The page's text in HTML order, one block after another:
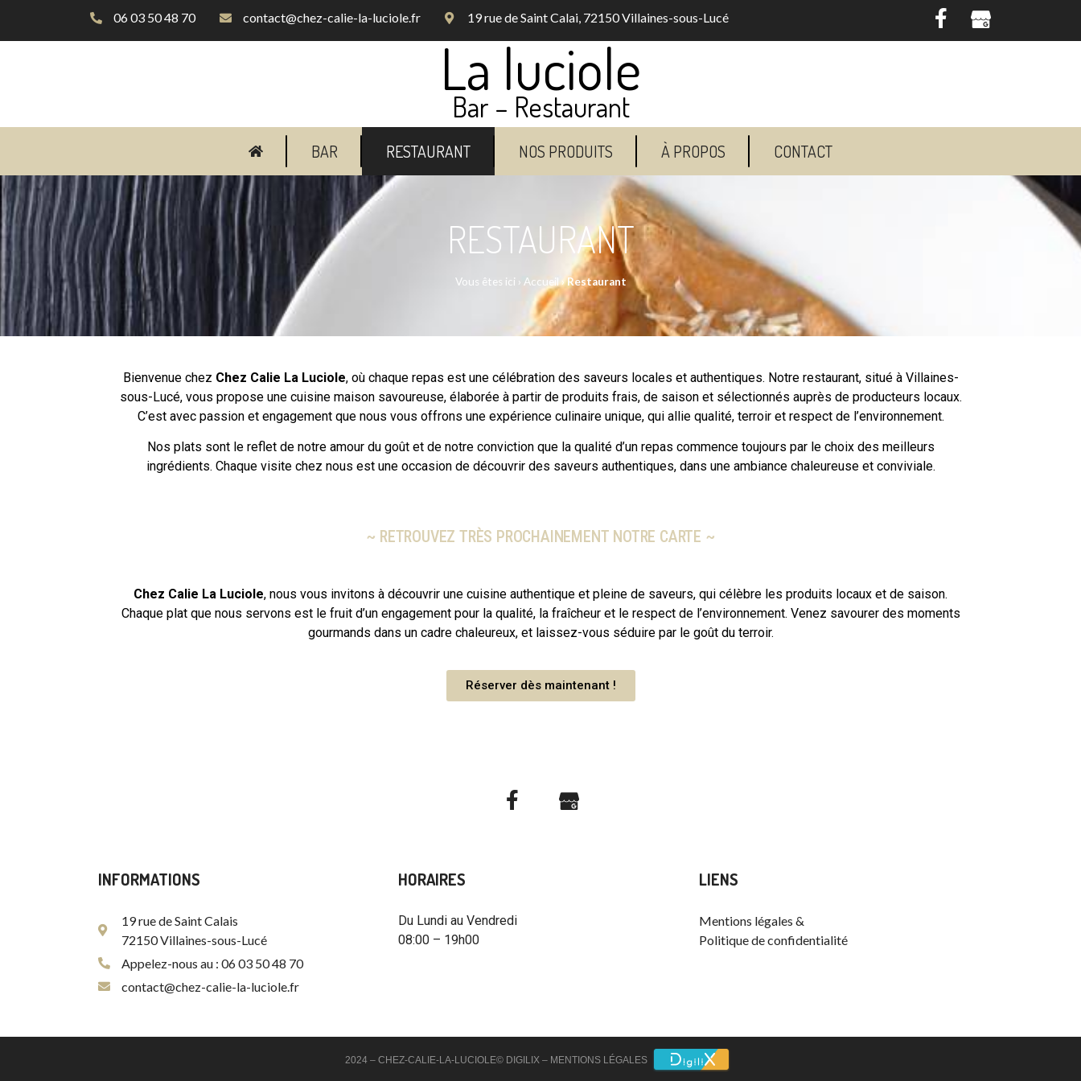
06 03 50 48 70 contact@chez-calie-la-luciole.fr 19 rue de Saint Calai, 72150 Villaines-sous-Lucé
La luciole
Bar – Restaurant
BAR RESTAURANT NOS PRODUITS À PROPOS CONTACT
RESTAURANT
Vous êtes ici › Accueil›Restaurant
Bienvenue chez Chez Calie La Luciole, où chaque repas est une célébration des saveurs locales et authentiques. Notre restaurant, situé à Villaines-
sous-Lucé, vous propose une cuisine maison savoureuse, élaborée à partir de produits frais, de saison et sélectionnés auprès de producteurs locaux.
C’est avec passion et engagement que nous vous offrons une expérience culinaire unique, qui allie qualité, terroir et respect de l’environnement.
Nos plats sont le reflet de notre amour du goût et de notre conviction que la qualité d’un repas commence toujours par le choix des meilleurs
ingrédients. Chaque visite chez nous est une occasion de découvrir des saveurs authentiques, dans une ambiance chaleureuse et conviviale.
~ RETROUVEZ TRÈS PROCHAINEMENT NOTRE CARTE ~
Chez Calie La Luciole, nous vous invitons à découvrir une cuisine authentique et pleine de saveurs, qui célèbre les produits locaux et de saison.
Chaque plat que nous servons est le fruit d’un engagement pour la qualité, la fraîcheur et le respect de l’environnement. Venez savourer des moments
gourmands dans un cadre chaleureux, et laissez-vous séduire par le goût du terroir.
Réserver dès maintenant !
INFORMATIONS
19 rue de Saint Calais
72150 Villaines-sous-Lucé
Appelez-nous au : 06 03 50 48 70
contact@chez-calie-la-luciole.fr
HORAIRES
Du Lundi au Vendredi
08:00 – 19h00
LIENS
Mentions légales &
Politique de confidentialité
2024 – CHEZ-CALIE-LA-LUCIOLE© DIGILIX – MENTIONS LÉGALES